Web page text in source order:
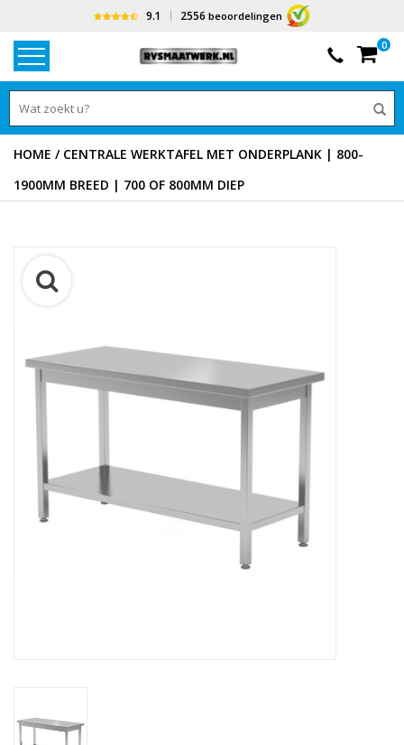
9.1 2556 beoordelingen
0
HOME / CENTRALE WERKTAFEL MET ONDERPLANK | 800-
1900MM BREED | 700 OF 800MM DIEP